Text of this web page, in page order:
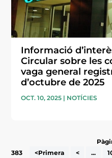
Informació
Circular sobre les
vaga general
d’octubre de 2025
OCT. 10, 2025 | NOTÍCIES
383
<Primera < ...